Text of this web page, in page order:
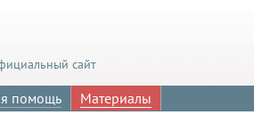
сайт
помощь Материалы